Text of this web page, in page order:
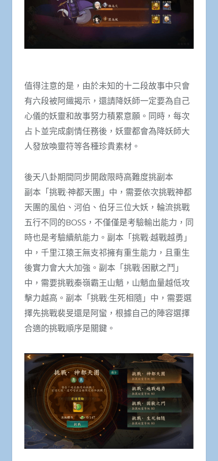
值得注意的是，由於未知的十二段故事中只會
有六段被阿織揭示，還請降妖師一定要為自己
心儀的妖靈和故事努力積累意願。同時，每次
占卜並完成劇情任務後，妖靈都會為降妖師大
人發放喚靈符等各種珍貴素材。
後天八卦期間同步開啟限時高難度挑副本
副本「挑戰·神都天團」中，需要依次挑戰神都
天團的風伯、河伯、伯牙三位大妖，輪流挑戰
五行不同的BOSS，不僅僅是考驗輸出能力，同
時也是考驗續航能力。副本「挑戰·越戰越勇」
中，千里江猿王無支祁擁有重生能力，且重生
後實力會大大加強。副本「挑戰·困獸之鬥」
中，需要挑戰秦嶺霸王山魈，山魈血量越低攻
擊力越高。副本「挑戰·生死相隨」中，需要選
擇先挑戰裴旻還是阿蠻，根據自己的陣容選擇
合適的挑戰順序是關鍵。